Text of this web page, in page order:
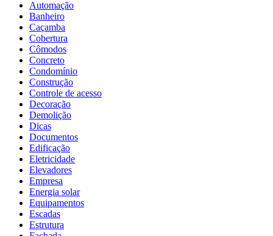
Automação
Banheiro
Caçamba
Cobertura
Cômodos
Concreto
Condomínio
Construção
Controle de acesso
Decoração
Demolição
Dicas
Documentos
Edificação
Eletricidade
Elevadores
Empresa
Energia solar
Equipamentos
Escadas
Estrutura